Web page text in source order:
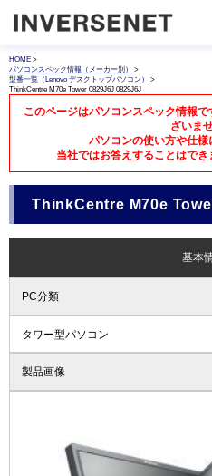
HOME >
パソコンスペック情報（メーカー別）
>
型番一覧（Lenovo デスクトップパソコン）
>
ThinkCentre M70e Tower 0829J6J 0829J6J
このページはパソコンスペック情報
ざいませ
パソコンの使い方や仕
当社ではお答えすることはでき
ThinkCentre M70e
基本
PC分類
タワー型パソコン
製品画像